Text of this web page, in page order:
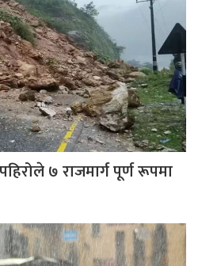
७ राजमार्ग पूर्ण रूपमा